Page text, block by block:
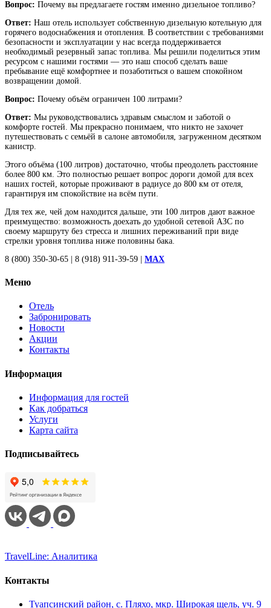
Вопрос: Почему вы предлагаете гостям именно дизельное топливо?
Ответ: Наш отель использует собственную дизельную котельную для
горячего водоснабжения и отопления. В соответствии с требованиями
безопасности и эксплуатации у нас всегда поддерживается
необходимый резервный запас топлива. Мы решили поделиться этим
ресурсом с нашими гостями — это наш способ сделать ваше
пребывание ещё комфортнее и позаботиться о вашем спокойном
возвращении домой.
Вопрос: Почему объём ограничен 100 литрами?
Ответ: Мы руководствовались здравым смыслом и заботой о
комфорте гостей. Мы прекрасно понимаем, что никто не захочет
путешествовать с семьёй в салоне автомобиля, загруженном десятком
канистр.
Этого объёма (100 литров) достаточно, чтобы преодолеть расстояние
более 800 км. Это полностью решает вопрос дороги домой для всех
наших гостей, которые проживают в радиусе до 800 км от отеля,
гарантируя им спокойствие на всём пути.
Для тех же, чей дом находится дальше, эти 100 литров дают важное
преимущество: возможность доехать до удобной сетевой АЗС по
своему маршруту без стресса и лишних переживаний при виде
стрелки уровня топлива ниже половины бака.
8 (800) 350-30-65 | 8 (918) 911-39-59 | MAX
Меню
Отель
Забронировать
Новости
Акции
Контакты
Информация
Информация для гостей
Как добраться
Услуги
Карта сайта
Подписывайтесь
TravelLine: Аналитика
Контакты
Туапсинский район, с. Пляхо, мкр. Широкая щель, уч. 9